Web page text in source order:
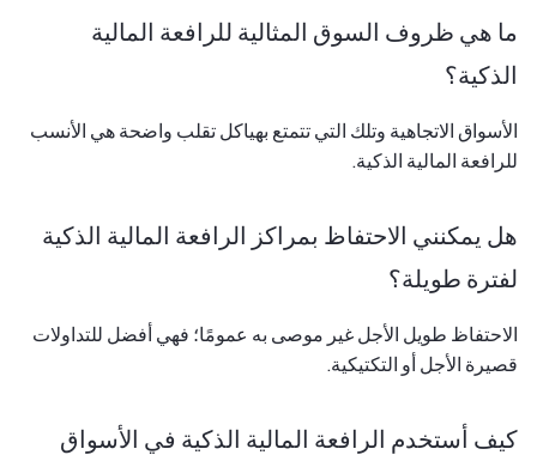
ما هي ظروف السوق المثالية للرافعة المالية
الذكية؟
الأسواق الاتجاهية وتلك التي تتمتع بهياكل تقلب واضحة هي الأنسب
للرافعة المالية الذكية.
هل يمكنني الاحتفاظ بمراكز الرافعة المالية الذكية
لفترة طويلة؟
الاحتفاظ طويل الأجل غير موصى به عمومًا؛ فهي أفضل للتداولات
قصيرة الأجل أو التكتيكية.
كيف أستخدم الرافعة المالية الذكية في الأسواق